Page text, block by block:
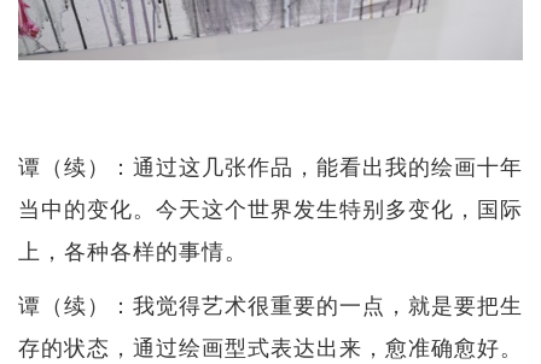
谭（续）：通过这几张作品，能看出我的绘画十年
当中的变化。今天这个世界发生特别多变化，国际
上，各种各样的事情。
谭（续）：我觉得艺术很重要的一点，就是要把生
存的状态，通过绘画型式表达出来，愈准确愈好。